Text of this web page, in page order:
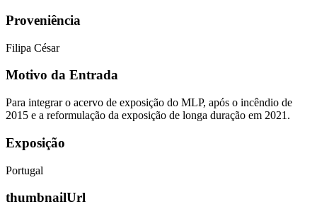
Proveniência
Filipa César
Motivo da Entrada
Para integrar o acervo de exposição do MLP, após o incêndio de
2015 e a reformulação da exposição de longa duração em 2021.
Exposição
Portugal
thumbnailUrl